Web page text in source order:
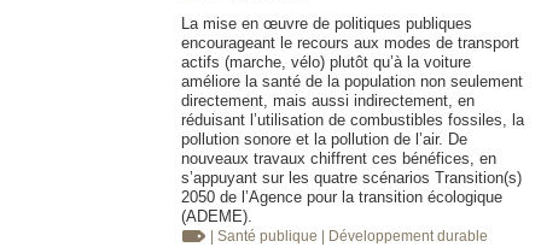
La mise en œuvre de politiques publiques
encourageant le recours aux modes de transport
actifs (marche, vélo) plutôt qu’à la voiture
améliore la santé de la population non seulement
directement, mais aussi indirectement, en
réduisant l’utilisation de combustibles fossiles, la
pollution sonore et la pollution de l’air. De
nouveaux travaux chiffrent ces bénéfices, en
s’appuyant sur les quatre scénarios Transition(s)
2050 de l’Agence pour la transition écologique
(ADEME).
| Santé publique | Développement durable